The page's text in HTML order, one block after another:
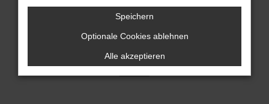
Cookie Einstellungen
© 2026 Jakob Trading GmbH | Neustädter Straße 1 | DE-08223
Neustadt/Vogtland | fj@jakob-trading.com | Webdesign by audaris.de
Speichern
Optionale Cookies ablehnen
Alle akzeptieren